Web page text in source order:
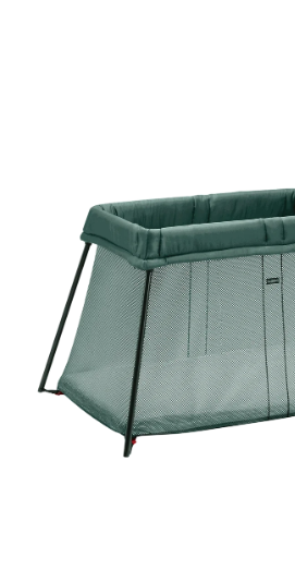
DARČEKOVÉ BOXY
Všeobecné obchodné
Podmienky ochrany osobných údajov
Reklamačný poriadok
Reklamačný
Formulár na odstúpenie od zmluvy